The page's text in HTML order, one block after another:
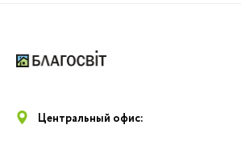
Центральный офис: